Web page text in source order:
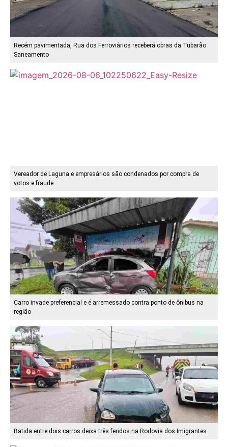
Recém pavimentada, Rua dos Ferroviários receberá obras da Tubarão
Saneamento
Vereador de Laguna e empresários são condenados por compra de
votos e fraude
Carro invade preferencial e é arremessado contra ponto de ônibus na
região
Batida entre dois carros deixa três feridos na Rodovia dos Imigrantes